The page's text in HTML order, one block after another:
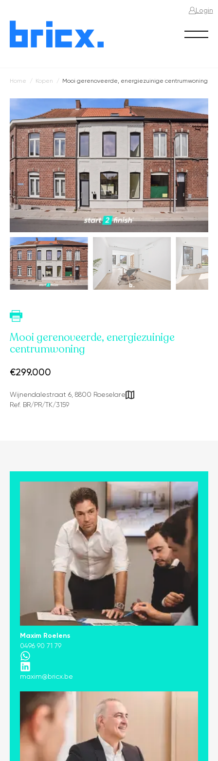
Login
Home Kopen Mooi gerenoveerde, energiezuinige centrumwoning
Mooi gerenoveerde, energiezuinige
centrumwoning
€299.000
Wijnendalestraat 6, 8800 Roeselare
Ref. BR/PR/TK/3159
Maxim Roelens
0496 90 71 79
maxim@bricx.be